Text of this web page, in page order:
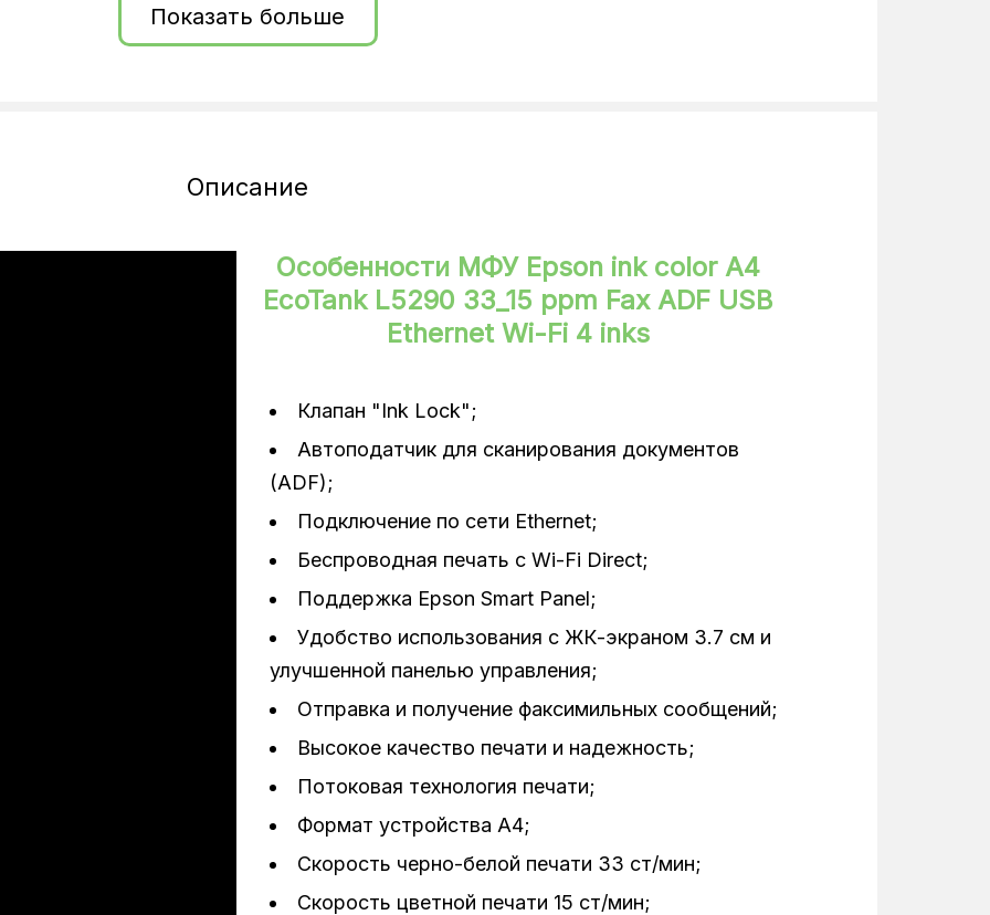
5760х1440
64
69
контейнеры серии C13T00S
3600
1200x2400
Показать больше
Описание
Особенности МФУ Epson ink color A4
EcoTank L5290 33_15 ppm Fax ADF USB
Ethernet Wi-Fi 4 inks
Клапан "Ink Lock";
Автоподатчик для сканирования документов
(ADF);
Подключение по сети Ethernet;
Беспроводная печать с Wi-Fi Direct;
Поддержка Epson Smart Panel;
Удобство использования с ЖК-экраном 3.7 см и
улучшенной панелью управления;
Отправка и получение факсимильных сообщений;
Высокое качество печати и надежность;
Потоковая технология печати;
Формат устройства A4;
Скорость черно-белой печати 33 ст/мин;
Скорость цветной печати 15 ст/мин;